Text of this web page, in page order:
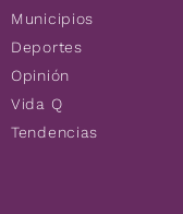
Municipios
Deportes
Opinión
Vida Q
Tendencias